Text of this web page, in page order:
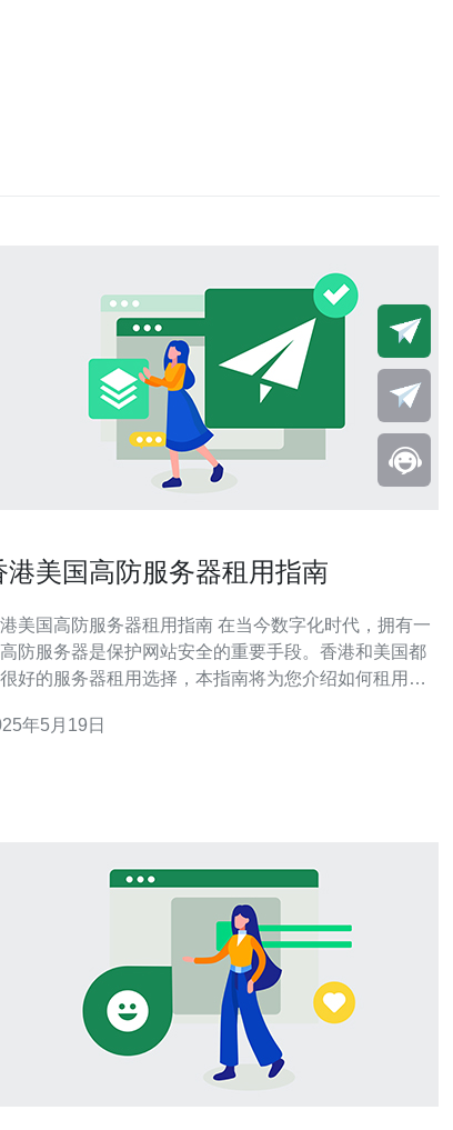
港美国高防服务器租用指南
国高防服务器租用指南 在当今数字化时代，拥有一
防服务器是保护网站安全的重要手段。香港和美国都
好的服务器租用选择，本指南将为您介绍如何租用香
的服务器类型。高防服务器通常分为共享服务器和独
年5月19日